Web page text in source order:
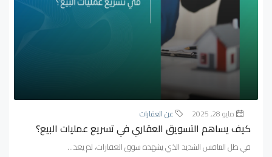
مايو 28, 2025 عن العقارات
كيف يساهم التسويق العقاري في تسريع عمليات البيع؟
في ظل التنافس الشديد الذي يشهده سوق العقارات، لم يعد...